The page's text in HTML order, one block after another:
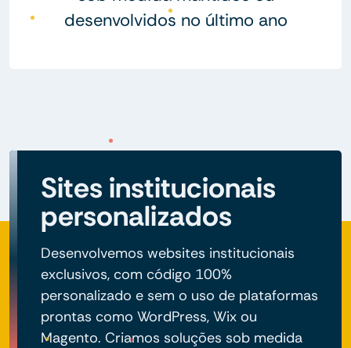
desenvolvidos no último ano
Sites institucionais
personalizados
Desenvolvemos websites institucionais
exclusivos, com código 100%
personalizado e sem o uso de plataformas
prontas como WordPress, Wix ou
Magento. Criamos soluções sob medida